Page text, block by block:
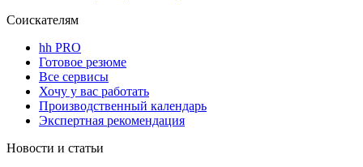
Соискателям
hh PRO
Готовое резюме
Все сервисы
Хочу у вас работать
Производственный календарь
Экспертная рекомендация
Новости и статьи